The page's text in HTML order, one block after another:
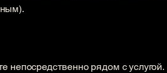
непосредственно рядом с услугой.​​